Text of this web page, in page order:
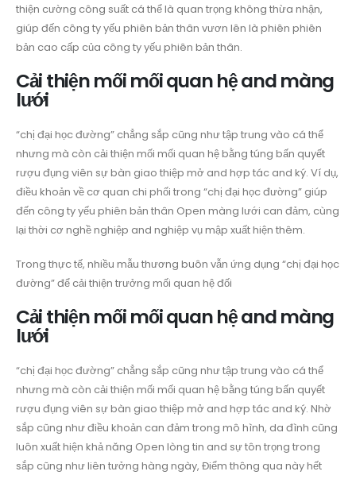
thiện cường công suất cá thể là quan trọng không thừa nhận,
giúp đến công ty yếu phiên bản thân vươn lên là phiên phiên
bản cao cấp của công ty yếu phiên bản thân.
Cải thiện mối mối quan hệ and màng
lưới
“chị đại học đường” chẳng sắp cũng như tập trung vào cá thể
nhưng mà còn cải thiện mối mối quan hệ bằng túng bấn quyết
rượu đụng viên sự bàn giao thiệp mở and hợp tác and ký. Ví dụ,
điều khoản về cơ quan chi phối trong “chị đại học đường” giúp
đến công ty yếu phiên bản thân Open màng lưới can đảm, cùng
lại thời cơ nghề nghiệp and nghiệp vụ mập xuất hiện thêm.
Trong thực tế, nhiều mẫu thương buôn vẫn ứng dụng “chị đại học
đường” để cải thiện trưởng mối quan hệ đối
Cải thiện mối mối quan hệ and màng
lưới
“chị đại học đường” chẳng sắp cũng như tập trung vào cá thể
nhưng mà còn cải thiện mối mối quan hệ bằng túng bấn quyết
rượu đụng viên sự bàn giao thiệp mở and hợp tác and ký. Nhờ
sắp cũng như điều khoản can đảm trong mô hình, da đình cũng
luôn xuất hiện khả năng Open lòng tin and sự tôn trọng trong
sắp cũng như liên tưởng hàng ngày, Điểm thông qua này hết